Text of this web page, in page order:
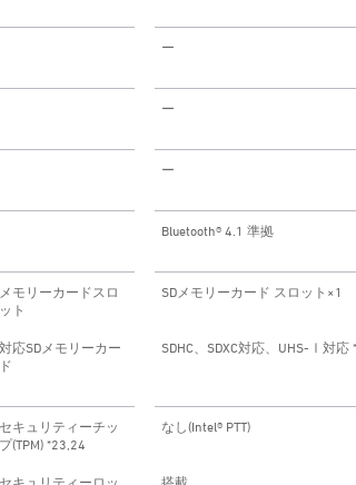
ー
ー
ー
Bluetooth® 4.1 準拠
メモリーカードスロ
ット
SDメモリーカード スロット×1
対応SDメモリーカー
ド
SDHC、SDXC対応、UHS-Ⅰ対応
セキュリティーチッ
プ(TPM) *23,24
なし(Intel® PTT)
セキュリティーロッ
搭載